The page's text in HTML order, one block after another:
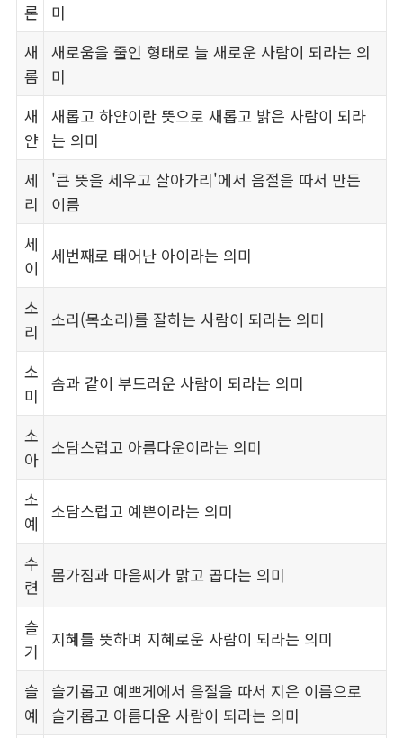
론
미
새
롬
새로움을 줄인 형태로 늘 새로운 사람이 되라는 의
미
새
얀
새롭고 하얀이란 뜻으로 새롭고 밝은 사람이 되라
는 의미
세
리
'큰 뜻을 세우고 살아가리'에서 음절을 따서 만든
이름
세
이
세번째로 태어난 아이라는 의미
소
리
소리(목소리)를 잘하는 사람이 되라는 의미
소
미
솜과 같이 부드러운 사람이 되라는 의미
소
아
소담스럽고 아름다운이라는 의미
소
예
소담스럽고 예쁜이라는 의미
수
련
몸가짐과 마음씨가 맑고 곱다는 의미
슬
기
지혜를 뜻하며 지혜로운 사람이 되라는 의미
슬
예
슬기롭고 예쁘게에서 음절을 따서 지은 이름으로
슬기롭고 아름다운 사람이 되라는 의미